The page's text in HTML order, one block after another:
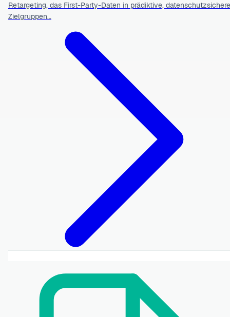
Retargeting, das First-Party-Daten in prädiktive, datenschutzsichere
Zielgruppen…